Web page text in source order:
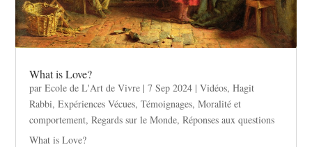
What is Love?
parEcole de L'Art de Vivre |7 Sep 2024 |Vidéos,Hagit
Rabbi,Expériences Vécues,Témoignages,Moralité et
comportement,Regards sur le Monde,Réponses aux questions
What is Love?